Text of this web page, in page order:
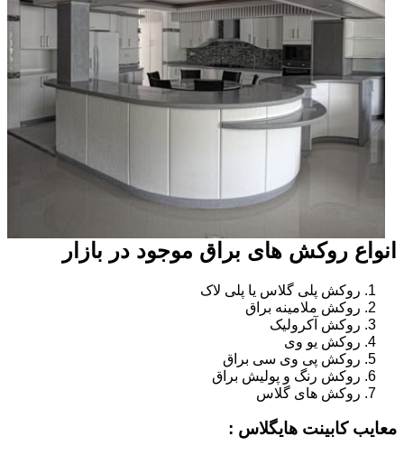
انواع روکش های براق موجود در بازار
روکش پلی گلاس یا پلی لاک
روکش ملامینه براق
روکش آکرولیک
روکش یو وی
روکش پی وی سی براق
روکش رنگ و پولیش براق
روکش های گلاس
معایب کابینت هایگلاس :